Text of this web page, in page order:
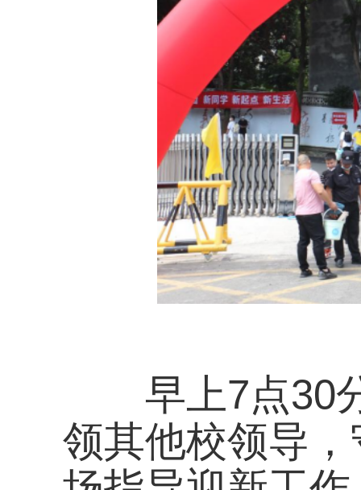
早上7点30分，学
领其他校领导，守候
场指导迎新工作，热
心向学生、家长讲解
并看望慰问现场师生